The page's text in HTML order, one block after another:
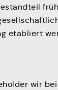
etabliert
wir